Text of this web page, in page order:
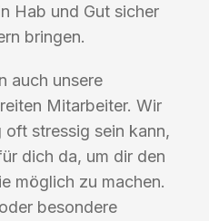
Hab und Gut sicher
bringen.
auch unsere
Mitarbeiter. Wir
stressig sein kann,
dich da, um dir den
möglich zu machen.
besondere